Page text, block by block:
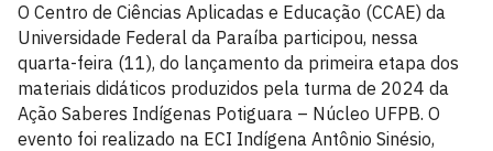
O Centro de Ciências Aplicadas e Educação (CCAE) da
Universidade Federal da Paraíba participou, nessa
quarta-feira (11), do lançamento da primeira etapa dos
materiais didáticos produzidos pela turma de 2024 da
Ação Saberes Indígenas Potiguara – Núcleo UFPB. O
evento foi realizado na ECI Indígena Antônio Sinésio,